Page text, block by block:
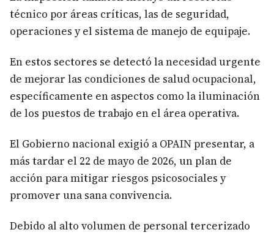
técnico por áreas críticas, las de seguridad,
operaciones y el sistema de manejo de equipaje.
En estos sectores se detectó la necesidad urgente
de mejorar las condiciones de salud ocupacional,
específicamente en aspectos como la iluminación
de los puestos de trabajo en el área operativa.
El Gobierno nacional exigió a OPAIN presentar, a
más tardar el 22 de mayo de 2026, un plan de
acción para mitigar riesgos psicosociales y
promover una sana convivencia.
Debido al alto volumen de personal tercerizado